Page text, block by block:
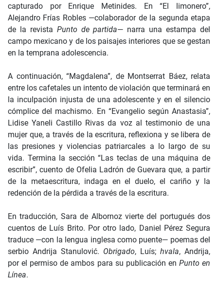
capturado por Enrique Metinides. En “El limonero”,
Alejandro Frías Robles —colaborador de la segunda etapa
de la revista Punto de partida— narra una estampa del
campo mexicano y de los paisajes interiores que se gestan
en la temprana adolescencia.
A continuación, “Magdalena”, de Montserrat Báez, relata
entre los cafetales un intento de violación que terminará en
la inculpación injusta de una adolescente y en el silencio
cómplice del machismo. En “Evangelio según Anastasia”,
Lidise Yaneli Castillo Rivas da voz al testimonio de una
mujer que, a través de la escritura, reflexiona y se libera de
las presiones y violencias patriarcales a lo largo de su
vida. Termina la sección “Las teclas de una máquina de
escribir”, cuento de Ofelia Ladrón de Guevara que, a partir
de la metaescritura, indaga en el duelo, el cariño y la
redención de la pérdida a través de la escritura.
En traducción, Sara de Albornoz vierte del portugués dos
cuentos de Luís Brito. Por otro lado, Daniel Pérez Segura
traduce —con la lengua inglesa como puente— poemas del
serbio Andrija Stanulović. Obrigado, Luís; hvala, Andrija,
por el permiso de ambos para su publicación en Punto en
Línea.